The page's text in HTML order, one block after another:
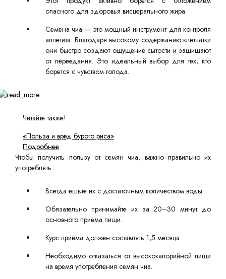
опасного для здоровья висцерального жира.
Семена чиа — это мощный инструмент для контроля
аппетита. Благодаря высокому содержанию клетчатки
они быстро создают ощущение сытости и защищают
от переедания. Это идеальный выбор для тех, кто
борется с чувством голода.
Читайте также!
«Польза и вред бурого риса»
Подробнее
Чтобы получить пользу от семян чиа, важно правильно их
употреблять:
Всегда ешьте их с достаточным количеством воды.
Обязательно принимайте их за 20–30 минут до
основного приема пищи.
Курс приема должен составлять 1,5 месяца.
Необходимо отказаться от высококалорийной пищи
на время употребления семян чиа.